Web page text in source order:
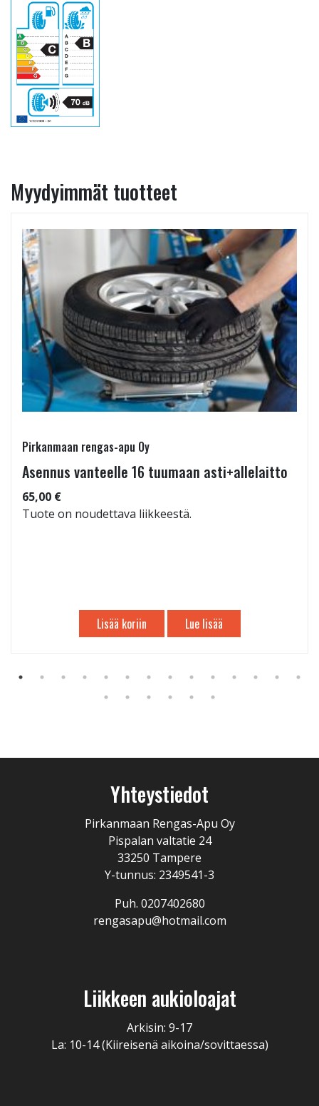
Myydyimmät tuotteet
Pirkanmaan rengas-apu Oy
Asennus vanteelle 16 tuumaan asti+allelaitto
65,00 €
Tuote on noudettava liikkeestä.
Lisää koriin Lue lisää
Yhteystiedot
Pirkanmaan Rengas-Apu Oy
Pispalan valtatie 24
33250 Tampere
Y-tunnus: 2349541-3
Puh. 0207402680
rengasapu@hotmail.com
Liikkeen aukioloajat
Arkisin: 9-17
La: 10-14 (Kiireisenä aikoina/sovittaessa)